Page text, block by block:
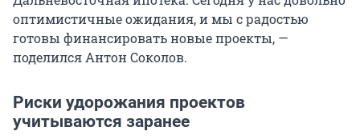
оптимистичные ожидания, и мы с радостью
готовы финансировать новые проекты, —
поделился Антон Соколов.
Риски удорожания проектов
учитываются заранее